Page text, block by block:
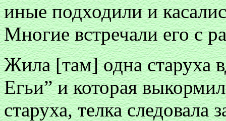
иные подходили и
Многие встречали его с
Жила [там] одна старуха
Егьи” и которая
старуха, телка